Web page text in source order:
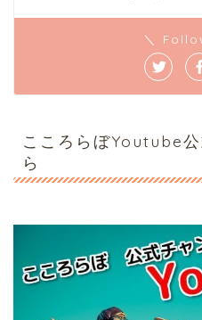
＼
こころらぼYoutube
ら